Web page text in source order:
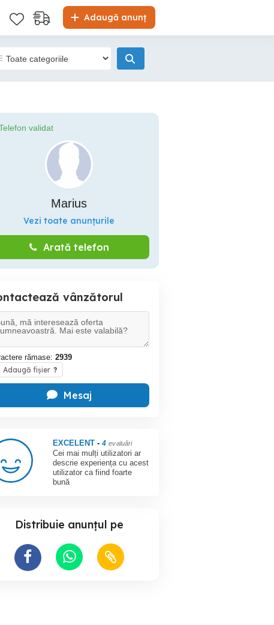
Adaugă anunț
validat
Marius
Vezi toate anunțurile
Arată telefon
vânzătorul
rămase: 2939
Adaugă fișier ?
Mesaj
EXCELENT- 4 evaluări
Cei mai mulți utilizatori ar
descrie experiența cu acest
utilizator ca fiind foarte
bună
Distribuie anunțul pe